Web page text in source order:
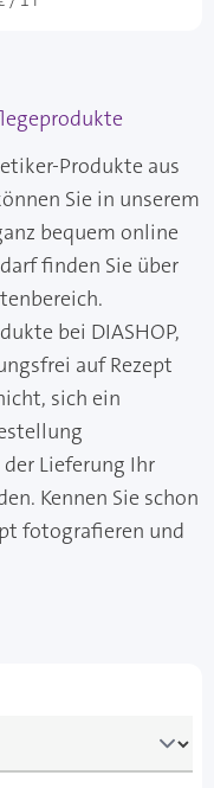
Produkte aus
Sie in unserem
bequem online
finden Sie über
bei DIASHOP,
auf Rezept
sich ein
Lieferung Ihr
Kennen Sie schon
fotografieren und